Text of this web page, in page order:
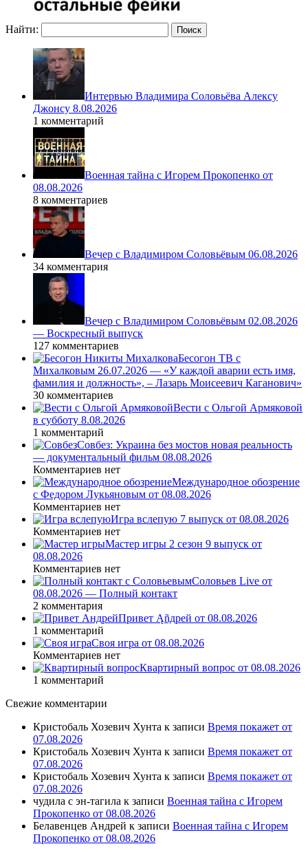
Найти:
Интервью Владимира Соловьёва Алексу
Джонсу 8.08.2026
1 комментарий
Военная тайна с Игорем Прокопенко от
08.08.2026
8 комментариев
Вечер с Владимиром Соловьёвым 06.08.2026
34 комментария
Вечер с Владимиром Соловьёвым 02.08.2026
— Воскресный выпуск
127 комментариев
Бесогон ТВ с
Михалковым 26.07.2026 — «У каждой аварии есть имя,
фамилия и должность», – Лазарь Моисеевич Каганович»
30 комментариев
Вести с Ольгой Армяковой
в субботу 8.08.2026
1 комментарий
Совбез: Украина без мостов новая реальность
— документальный фильм 08.08.2026
Комментариев нет
Международное обозрение
с Федором Лукьяновым от 08.08.2026
Комментариев нет
Игра вслепую 7 выпуск от 08.08.2026
Комментариев нет
Мастер игры 2 сезон 9 выпуск от
08.08.2026
Комментариев нет
Соловьев Live от
08.08.2026 — Полный контакт
2 комментария
Привет Ąñдpей от 08.08.2026
1 комментарий
Своя игра от 08.08.2026
Комментариев нет
Квартирный вопрос от 08.08.2026
1 комментарий
Свежие комментарии
Кристобаль Хозевич Хунта к записи Время покажет от
07.08.2026
Кристобаль Хозевич Хунта к записи Время покажет от
07.08.2026
Кристобаль Хозевич Хунта к записи Время покажет от
07.08.2026
чудила с эн-тагила к записи Военная тайна с Игорем
Прокопенко от 08.08.2026
Белавенцев Андрей к записи Военная тайна с Игорем
Прокопенко от 08.08.2026